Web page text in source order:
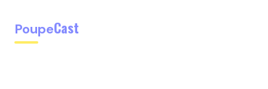
PoupeCast